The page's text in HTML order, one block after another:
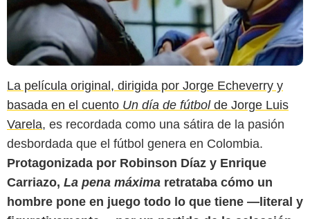
La película original, dirigida por Jorge Echeverry y
basada en el cuento Un día de fútbolde Jorge Luis
Varela, es recordada como una sátira de la pasión
desbordada que el fútbol genera en Colombia.
Protagonizada por Robinson Díaz y Enrique
Carriazo, La pena máxima retrataba cómo un
hombre pone en juego todo lo que tiene —literal y